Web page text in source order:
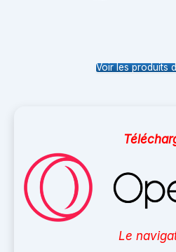
Voir les produits
Le